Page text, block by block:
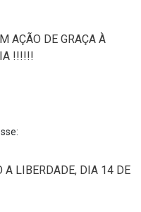
AÇÃO DE GRAÇA À
!!!!!!
A LIBERDADE, DIA 14 DE